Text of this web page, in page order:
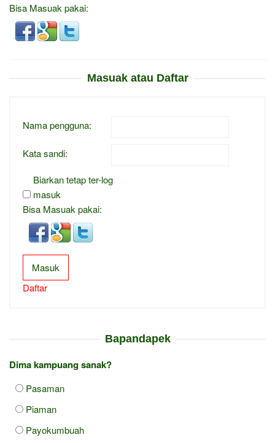
Bisa Masuak pakai:
Masuak atau Daftar
Nama pengguna:
Kata sandi:
Biarkan tetap ter-log
masuk
Bisa Masuak pakai:
Masuk
Daftar
Bapandapek
Dima kampuang sanak?
Pasaman
Piaman
Payokumbuah